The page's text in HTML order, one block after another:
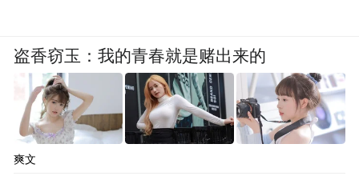
盗香窃玉：我的青春就是赌出来的
爽文